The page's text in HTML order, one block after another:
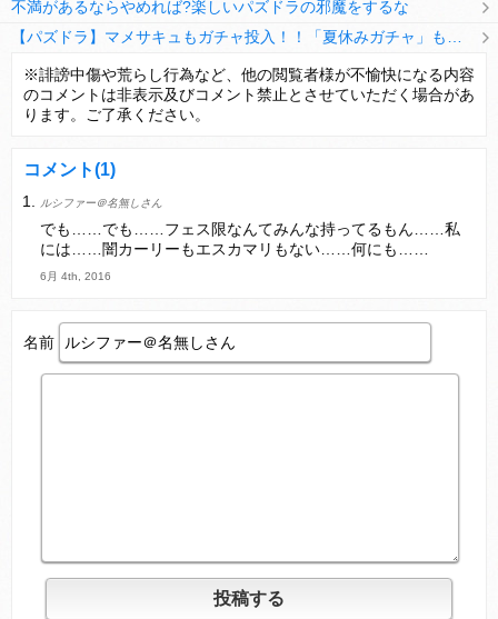
不満があるならやめれば?楽しいパズドラの邪魔をするな
【パズドラ】TB・HEARTSの6人は全員分岐進化とアシスト2種あり！HEARTSエンジェルの進化いいな
変な所でセーブして詰んだゲーム、貴方にはありますか？
Powered by livedoor 相互RSS
※誹謗中傷や荒らし行為など、他の閲覧者様が不愉快になる内容
のコメントは非表示及びコメント禁止とさせていただく場合があ
ります。ご了承ください。
コメント(1)
ルシファー＠名無しさん
でも……でも……フェス限なんてみんな持ってるもん……私
には……闇カーリーもエスカマリもない……何にも……
6月 4th, 2016
名前